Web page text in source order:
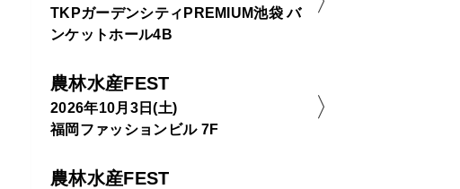
TKPガーデンシティPREMIUM池袋 バ
ンケットホール4B
農林水産FEST
2026年10月3日(土)
福岡ファッションビル 7F
農林水産FEST